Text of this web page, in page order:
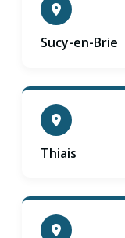
Sucy-en-Brie
Thiais